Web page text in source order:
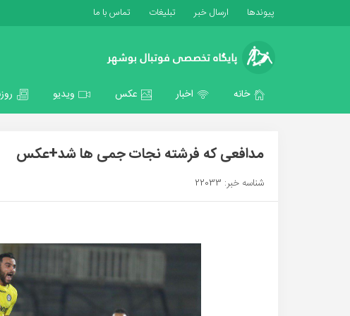
پیوندها ارسال خبر تبلیغات تماس با ما
خانه اخبار عکس ویدیو
مدافعی که فرشته نجات جمی ها شد+عکس
شناسه خبر: 22033